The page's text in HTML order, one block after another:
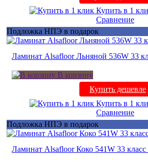
Купить в 1
Сравнение
Подложка НПЭ в подарок
Ламинат Alsafloor Льняной 536W 33
В корзину
Купить дешевле
Купить в 1
Сравнение
Подложка НПЭ в подарок
Ламинат Alsafloor Коко 541W 33 класс